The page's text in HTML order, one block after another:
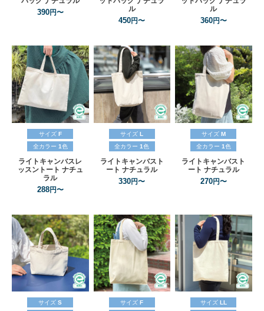
390円〜
ル
450円〜
ル
360円〜
サイズ F
全カラー 1色
ライトキャンバスレ
ッスントート ナチュ
ラル
288円〜
サイズ L
全カラー 1色
ライトキャンバスト
ート ナチュラル
330円〜
サイズ M
全カラー 1色
ライトキャンバスト
ート ナチュラル
270円〜
サイズ S
サイズ F
サイズ LL